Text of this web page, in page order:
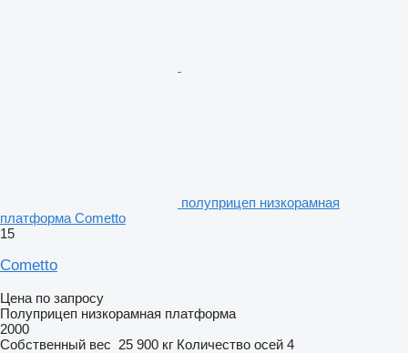
полуприцеп низкорамная
платформа Cometto
15
Cometto
Цена по запросу
Полуприцеп низкорамная платформа
2000
Собственный вес 25 900 кг Количество осей 4